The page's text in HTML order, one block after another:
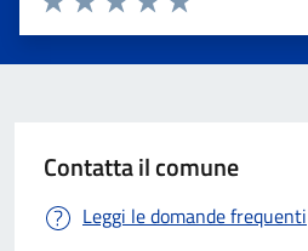
Valuta 5 stelle
Valuta 4 stelle su 5
Valuta 3 stelle su 5
Valuta 2 stelle su 5
Valuta 1 stelle su 5
Contatta il comune
Leggi le domande frequenti